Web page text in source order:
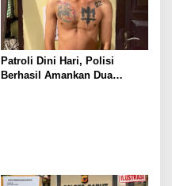
Patroli Dini Hari, Polisi
Berhasil Amankan Dua